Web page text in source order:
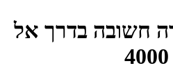
חשובה בדרך אל